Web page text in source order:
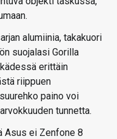
alumiinia, takakuori
suojalasi Gorilla
erittäin
riippuen
paino voi
tunnetta.
Asus ei Zenfone 8